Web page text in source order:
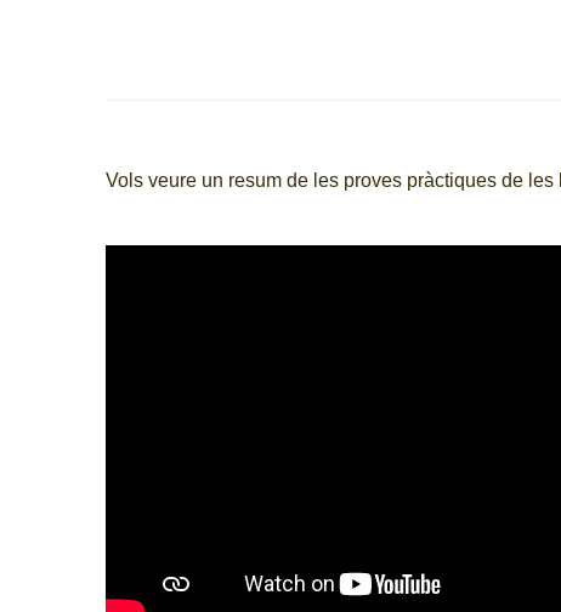
Vols veure un resum de les proves pràctiques de les